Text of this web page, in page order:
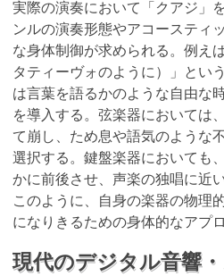
実際の演奏において「クアジ」
ンルの演奏形態やアコースティ
な身体制御が求められる。例え
タティーヴォのように）」とい
は言葉を語るかのような自由な
を導入する。弦楽器においては
て崩し、ため息や語気のような
選択する。鍵盤楽器においても
かに前後させ、声楽の独唱に近
このように、自身の楽器の物理
になりきるための身体的なアプ
現代のデジタル音響